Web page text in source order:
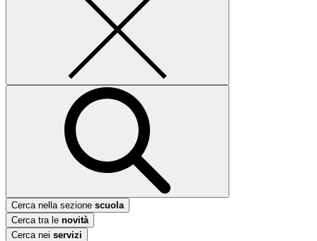
Cerca nella sezione scuola
Cerca tra le novità
Cerca nei servizi